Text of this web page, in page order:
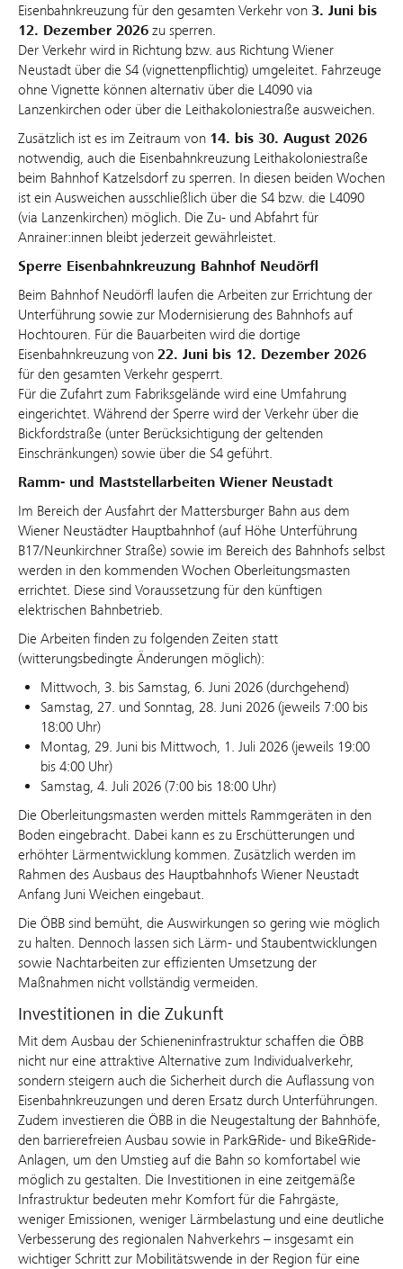
Eisenbahnkreuzung für den gesamten Verkehr von 3. Juni bis
12. Dezember 2026 zu sperren.
Der Verkehr wird in Richtung bzw. aus Richtung Wiener
Neustadt über die S4 (vignettenpflichtig) umgeleitet. Fahrzeuge
ohne Vignette können alternativ über die L4090 via
Lanzenkirchen oder über die Leithakoloniestraße ausweichen.
Zusätzlich ist es im Zeitraum von 14. bis 30. August 2026
notwendig, auch die Eisenbahnkreuzung Leithakoloniestraße
beim Bahnhof Katzelsdorf zu sperren. In diesen beiden Wochen
ist ein Ausweichen ausschließlich über die S4 bzw. die L4090
(via Lanzenkirchen) möglich. Die Zu- und Abfahrt für
Anrainer:innen bleibt jederzeit gewährleistet.
Sperre Eisenbahnkreuzung Bahnhof Neudörfl
Beim Bahnhof Neudörfl laufen die Arbeiten zur Errichtung der
Unterführung sowie zur Modernisierung des Bahnhofs auf
Hochtouren. Für die Bauarbeiten wird die dortige
Eisenbahnkreuzung von 22. Juni bis 12. Dezember 2026
für den gesamten Verkehr gesperrt.
Für die Zufahrt zum Fabriksgelände wird eine Umfahrung
eingerichtet. Während der Sperre wird der Verkehr über die
Bickfordstraße (unter Berücksichtigung der geltenden
Einschränkungen) sowie über die S4 geführt.
Ramm- und Maststellarbeiten Wiener Neustadt
Im Bereich der Ausfahrt der Mattersburger Bahn aus dem
Wiener Neustädter Hauptbahnhof (auf Höhe Unterführung
B17/Neunkirchner Straße) sowie im Bereich des Bahnhofs selbst
werden in den kommenden Wochen Oberleitungsmasten
errichtet. Diese sind Voraussetzung für den künftigen
elektrischen Bahnbetrieb.
Die Arbeiten finden zu folgenden Zeiten statt
(witterungsbedingte Änderungen möglich):
Mittwoch, 3. bis Samstag, 6. Juni 2026 (durchgehend)
Samstag, 27. und Sonntag, 28. Juni 2026 (jeweils 7:00 bis
18:00 Uhr)
Montag, 29. Juni bis Mittwoch, 1. Juli 2026 (jeweils 19:00
bis 4:00 Uhr)
Samstag, 4. Juli 2026 (7:00 bis 18:00 Uhr)
Die Oberleitungsmasten werden mittels Rammgeräten in den
Boden eingebracht. Dabei kann es zu Erschütterungen und
erhöhter Lärmentwicklung kommen. Zusätzlich werden im
Rahmen des Ausbaus des Hauptbahnhofs Wiener Neustadt
Anfang Juni Weichen eingebaut.
Die ÖBB sind bemüht, die Auswirkungen so gering wie möglich
zu halten. Dennoch lassen sich Lärm- und Staubentwicklungen
sowie Nachtarbeiten zur effizienten Umsetzung der
Maßnahmen nicht vollständig vermeiden.
Investitionen in die Zukunft
Mit dem Ausbau der Schieneninfrastruktur schaffen die ÖBB
nicht nur eine attraktive Alternative zum Individualverkehr,
sondern steigern auch die Sicherheit durch die Auflassung von
Eisenbahnkreuzungen und deren Ersatz durch Unterführungen.
Zudem investieren die ÖBB in die Neugestaltung der Bahnhöfe,
den barrierefreien Ausbau sowie in Park&Ride- und Bike&Ride-
Anlagen, um den Umstieg auf die Bahn so komfortabel wie
möglich zu gestalten. Die Investitionen in eine zeitgemäße
Infrastruktur bedeuten mehr Komfort für die Fahrgäste,
weniger Emissionen, weniger Lärmbelastung und eine deutliche
Verbesserung des regionalen Nahverkehrs – insgesamt ein
wichtiger Schritt zur Mobilitätswende in der Region für eine